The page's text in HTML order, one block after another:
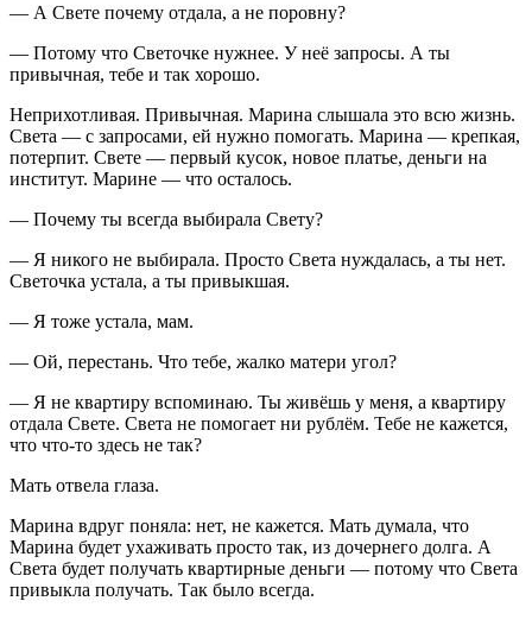
— А Свете почему отдала, а не поровну?
— Потому что Светочке нужнее. У неё запросы. А ты
привычная, тебе и так хорошо.
Неприхотливая. Привычная. Марина слышала это всю жизнь.
Света — с запросами, ей нужно помогать. Марина — крепкая,
потерпит. Свете — первый кусок, новое платье, деньги на
институт. Марине — что осталось.
— Почему ты всегда выбирала Свету?
— Я никого не выбирала. Просто Света нуждалась, а ты нет.
Светочка устала, а ты привыкшая.
— Я тоже устала, мам.
— Ой, перестань. Что тебе, жалко матери угол?
— Я не квартиру вспоминаю. Ты живёшь у меня, а квартиру
отдала Свете. Света не помогает ни рублём. Тебе не кажется,
что что-то здесь не так?
Мать отвела глаза.
Марина вдруг поняла: нет, не кажется. Мать думала, что
Марина будет ухаживать просто так, из дочернего долга. А
Света будет получать квартирные деньги — потому что Света
привыкла получать. Так было всегда.